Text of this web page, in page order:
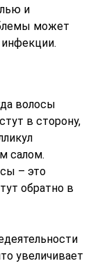
и
может
инфекции.
волосы
в сторону,
салом.
– это
обратно в
увеличивает